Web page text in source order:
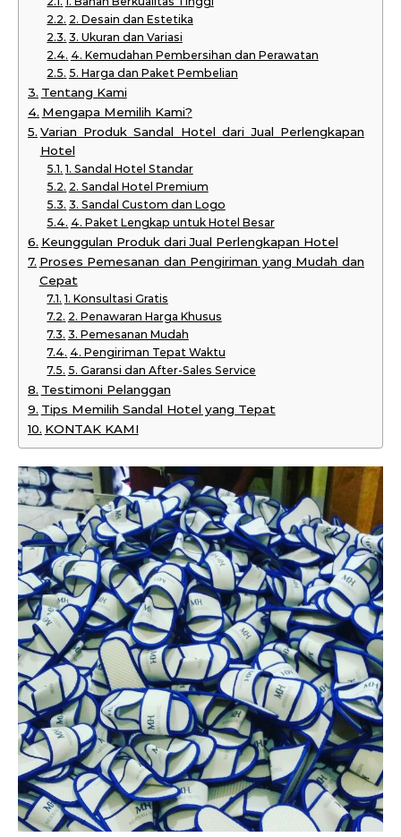
2. Desain dan Estetika
3. Ukuran dan Variasi
4. Kemudahan Pembersihan dan Perawatan
5. Harga dan Paket Pembelian
Tentang Kami
Mengapa Memilih Kami?
Varian Produk Sandal Hotel dari Jual Perlengkapan
Hotel
1. Sandal Hotel Standar
2. Sandal Hotel Premium
3. Sandal Custom dan Logo
4. Paket Lengkap untuk Hotel Besar
Keunggulan Produk dari Jual Perlengkapan Hotel
Proses Pemesanan dan Pengiriman yang Mudah dan
Cepat
1. Konsultasi Gratis
2. Penawaran Harga Khusus
3. Pemesanan Mudah
4. Pengiriman Tepat Waktu
5. Garansi dan After-Sales Service
Testimoni Pelanggan
Tips Memilih Sandal Hotel yang Tepat
KONTAK KAMI